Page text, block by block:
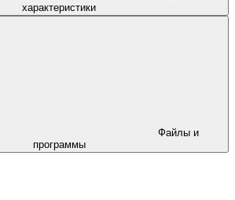
характеристики
программы